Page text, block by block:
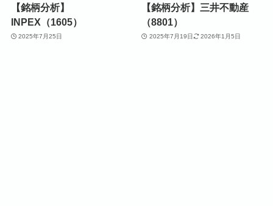
【銘柄分析】
INPEX（1605）
2025年7月25日
【銘柄分析】三井不動産
（8801）
2025年7月19日 2026年1月5日